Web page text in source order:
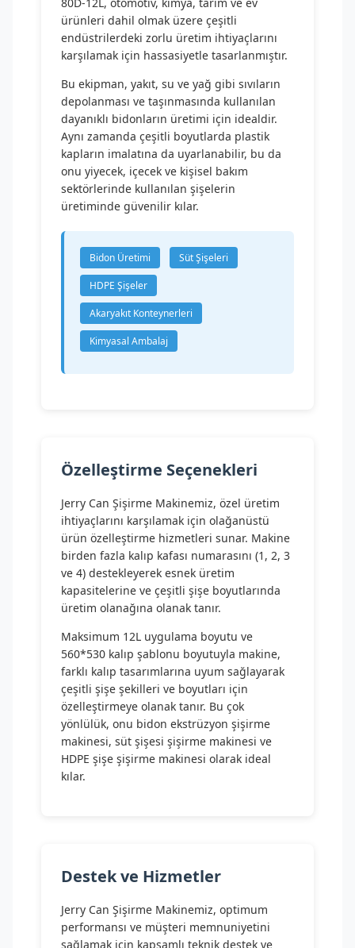
ürünleri dahil olmak üzere çeşitli
endüstrilerdeki zorlu üretim ihtiyaçlarını
karşılamak için hassasiyetle tasarlanmıştır.
Bu ekipman, yakıt, su ve yağ gibi sıvıların
depolanması ve taşınmasında kullanılan
dayanıklı bidonların üretimi için idealdir.
Aynı zamanda çeşitli boyutlarda plastik
kapların imalatına da uyarlanabilir, bu da
onu yiyecek, içecek ve kişisel bakım
sektörlerinde kullanılan şişelerin
üretiminde güvenilir kılar.
Bidon Üretimi Süt Şişeleri
HDPE Şişeler
Akaryakıt Konteynerleri
Kimyasal Ambalaj
Özelleştirme Seçenekleri
Jerry Can Şişirme Makinemiz, özel üretim
ihtiyaçlarını karşılamak için olağanüstü
ürün özelleştirme hizmetleri sunar. Makine
birden fazla kalıp kafası numarasını (1, 2, 3
ve 4) destekleyerek esnek üretim
kapasitelerine ve çeşitli şişe boyutlarında
üretim olanağına olanak tanır.
Maksimum 12L uygulama boyutu ve
560*530 kalıp şablonu boyutuyla makine,
farklı kalıp tasarımlarına uyum sağlayarak
çeşitli şişe şekilleri ve boyutları için
özelleştirmeye olanak tanır. Bu çok
yönlülük, onu bidon ekstrüzyon şişirme
makinesi, süt şişesi şişirme makinesi ve
HDPE şişe şişirme makinesi olarak ideal
kılar.
Destek ve Hizmetler
Jerry Can Şişirme Makinemiz, optimum
performansı ve müşteri memnuniyetini
sağlamak için kapsamlı teknik destek ve